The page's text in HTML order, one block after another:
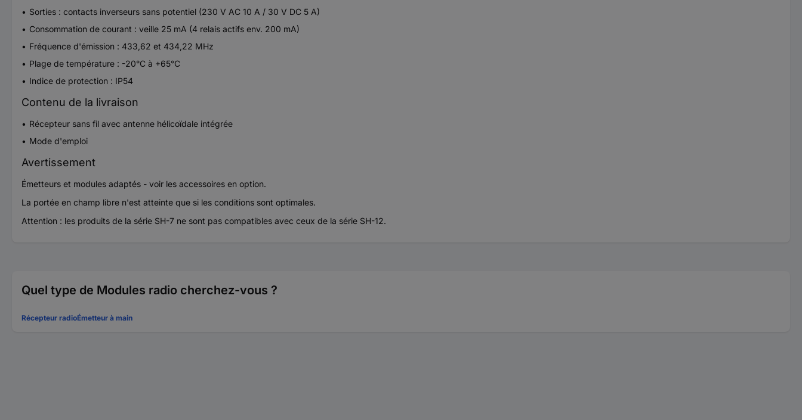
Sorties : contacts inverseurs sans potentiel (230 V AC 10 A / 30 V DC 5 A)
Consommation de courant : veille 25 mA (4 relais actifs env. 200 mA)
Fréquence d'émission : 433,62 et 434,22 MHz
Plage de température : -20°C à +65°C
Indice de protection : IP54
Contenu de la livraison
Récepteur sans fil avec antenne hélicoïdale intégrée
Mode d'emploi
Avertissement
Émetteurs et modules adaptés - voir les accessoires en option.
La portée en champ libre n'est atteinte que si les conditions sont optimales.
Attention : les produits de la série SH-7 ne sont pas compatibles avec ceux de la série SH-12.
Quel type de Modules radio cherchez-vous ?
Récepteur radioÉmetteur à main